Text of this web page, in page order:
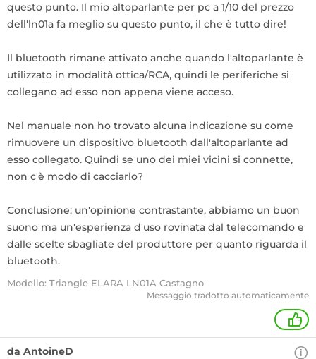
questo punto. Il mio altoparlante per pc a 1/10 del prezzo
dell'ln01a fa meglio su questo punto, il che è tutto dire!
Il bluetooth rimane attivato anche quando l'altoparlante è
utilizzato in modalità ottica/RCA, quindi le periferiche si
collegano ad esso non appena viene acceso.
Nel manuale non ho trovato alcuna indicazione su come
rimuovere un dispositivo bluetooth dall'altoparlante ad
esso collegato. Quindi se uno dei miei vicini si connette,
non c'è modo di cacciarlo?
Conclusione: un'opinione contrastante, abbiamo un buon
suono ma un'esperienza d'uso rovinata dal telecomando e
dalle scelte sbagliate del produttore per quanto riguarda il
bluetooth.
Modello: Triangle ELARA LN01A Castagno
Messaggio tradotto automaticamente
+
da AntoineD